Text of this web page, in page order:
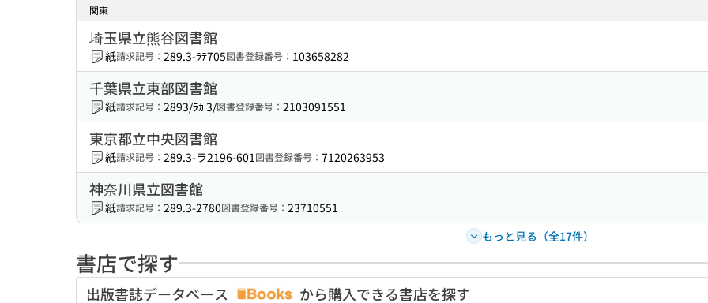
関東
埼玉県立熊谷図書館
紙請求記号： 289.3-ﾗﾃ705図書登録番号： 103658282
千葉県立東部図書館
紙請求記号： 2893/ﾗｶ 3/図書登録番号： 2103091551
東京都立中央図書館
紙請求記号： 289.3-ラ2196-601図書登録番号： 7120263953
神奈川県立図書館
紙請求記号： 289.3-2780図書登録番号： 23710551
もっと見る（全17件）
書店で探す
出版書誌データベース から購入できる書店を探す